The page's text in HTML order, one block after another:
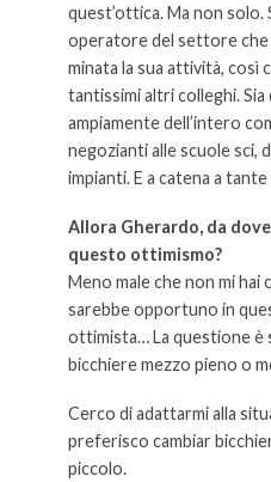
quest’ottica. Ma non solo.
operatore del settore che
minata la sua attività, così
tantissimi altri colleghi.
ampiamente dell’intero
negozianti alle scuole sci,
impianti. E a catena a
Allora Gherardo, da
questo ottimismo?
Meno male che non mi
sarebbe opportuno in
ottimista… La questione è
bicchiere mezzo pieno o
Cerco di adattarmi alla
preferisco cambiar
piccolo.